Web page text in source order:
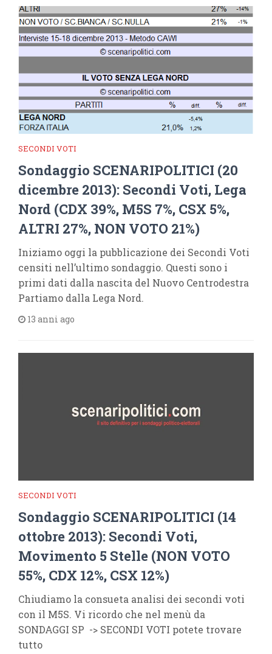
SECONDI VOTI
Sondaggio SCENARIPOLITICI (20
dicembre 2013): Secondi Voti, Lega
Nord (CDX 39%, M5S 7%, CSX 5%,
ALTRI 27%, NON VOTO 21%)
Iniziamo oggi la pubblicazione dei Secondi Voti
censiti nell’ultimo sondaggio. Questi sono i
primi dati dalla nascita del Nuovo Centrodestra
Partiamo dalla Lega Nord.
13 anni ago
SECONDI VOTI
Sondaggio SCENARIPOLITICI (14
ottobre 2013): Secondi Voti,
Movimento 5 Stelle (NON VOTO
55%, CDX 12%, CSX 12%)
Chiudiamo la consueta analisi dei secondi voti
con il M5S. Vi ricordo che nel menù da
SONDAGGI SP -> SECONDI VOTI potete trovare
tutto